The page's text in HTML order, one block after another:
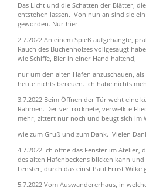
Das Licht und die Schatten der Blätter,
entstehen lassen. Von nun an sind sie
geworden. Nur hier.
2.7.2022 An einem Spieß aufgehängte,
Rauch des Buchenholzes vollgesaugt
wie Schiffe, Bier in einer Hand haltend,
nur um den alten Hafen anzuschauen,
heute nichts bereuen. Ich habe nichts
3.7.2022 Beim Öffnen der Tür weht eine
Rahmen. Der vertrocknete, verwelkte
mehr, zittert nur noch und beugt sich im
wie zum Gruß und zum Dank. Vielen
4.7.2022 Ich öffne das Fenster im Atelier,
des alten Hafenbeckens blicken kann
Fenster, durch das einst Paul Ernst Wilke
5.7.2022 Vom Auswandererhaus, in